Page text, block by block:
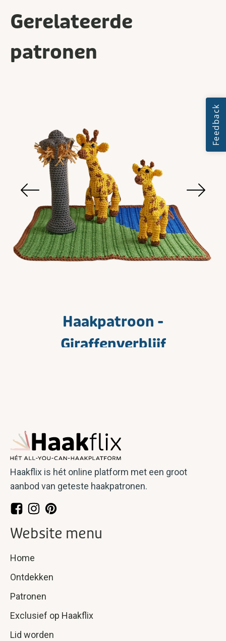
Gerelateerde
patronen
Haakpatroon -
Giraffenverblijf
Haakflix is hét online platform met een groot
aanbod van geteste haakpatronen.
Website menu
Home
Ontdekken
Patronen
Exclusief op Haakflix
Lid worden